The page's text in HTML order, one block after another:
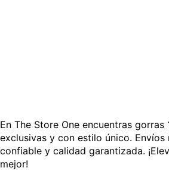
En The Store One encuentras gorras
exclusivas y con estilo único. Envíos
confiable y calidad garantizada.
mejor!